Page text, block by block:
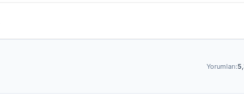
Yorumları: